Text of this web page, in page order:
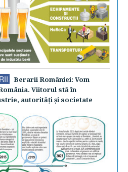
Berarii României: Vom
Viitorul stă în
autorităţi şi societate